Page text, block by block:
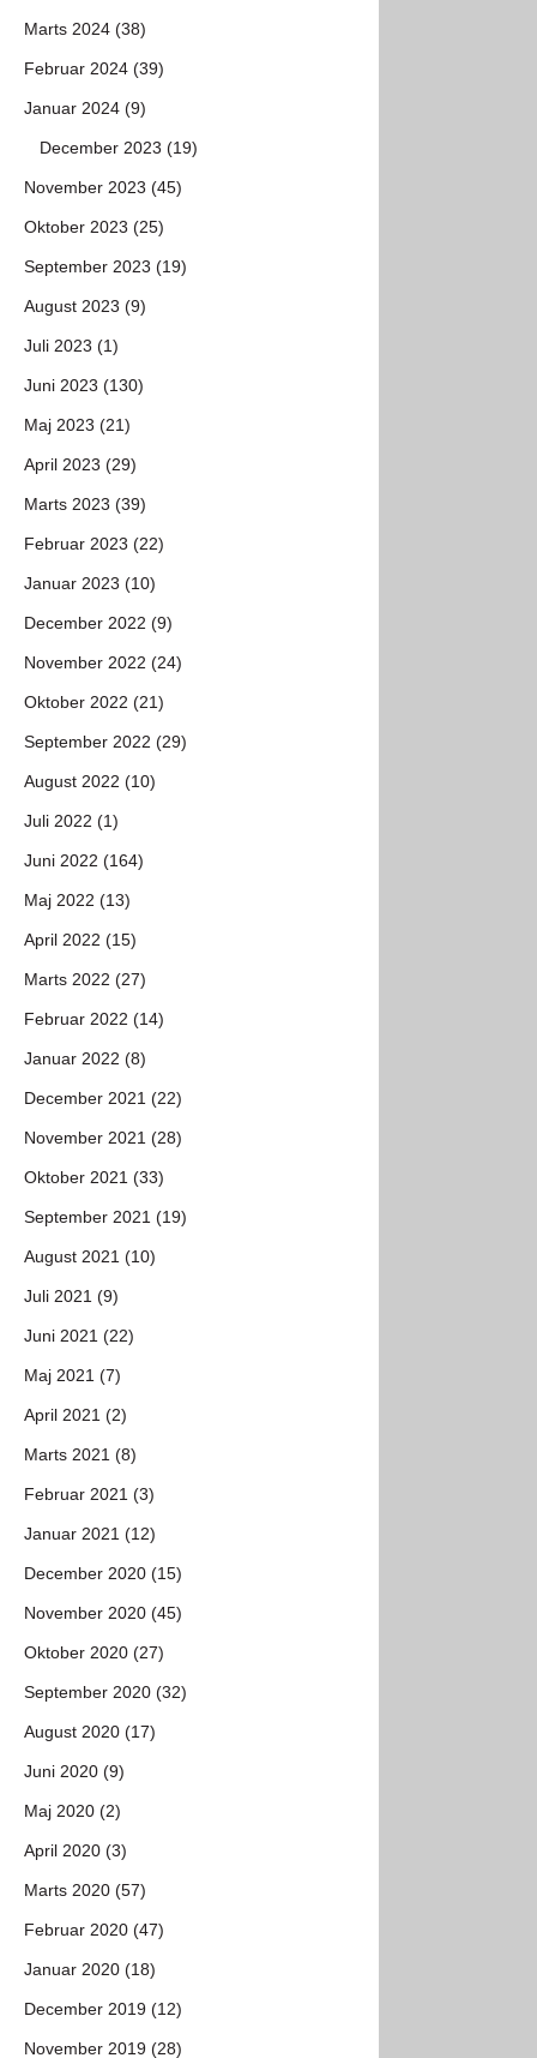
Marts 2024 (38)
Februar 2024 (39)
Januar 2024 (9)
December 2023 (19)
November 2023 (45)
Oktober 2023 (25)
September 2023 (19)
August 2023 (9)
Juli 2023 (1)
Juni 2023 (130)
Maj 2023 (21)
April 2023 (29)
Marts 2023 (39)
Februar 2023 (22)
Januar 2023 (10)
December 2022 (9)
November 2022 (24)
Oktober 2022 (21)
September 2022 (29)
August 2022 (10)
Juli 2022 (1)
Juni 2022 (164)
Maj 2022 (13)
April 2022 (15)
Marts 2022 (27)
Februar 2022 (14)
Januar 2022 (8)
December 2021 (22)
November 2021 (28)
Oktober 2021 (33)
September 2021 (19)
August 2021 (10)
Juli 2021 (9)
Juni 2021 (22)
Maj 2021 (7)
April 2021 (2)
Marts 2021 (8)
Februar 2021 (3)
Januar 2021 (12)
December 2020 (15)
November 2020 (45)
Oktober 2020 (27)
September 2020 (32)
August 2020 (17)
Juni 2020 (9)
Maj 2020 (2)
April 2020 (3)
Marts 2020 (57)
Februar 2020 (47)
Januar 2020 (18)
December 2019 (12)
November 2019 (28)